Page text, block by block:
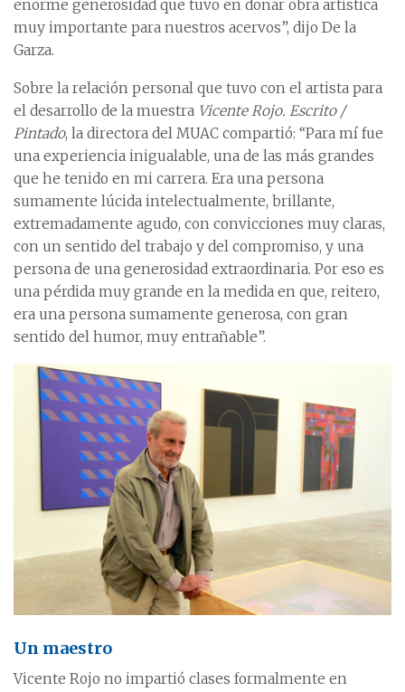
enorme generosidad que tuvo en donar obra artística
muy importante para nuestros acervos”, dijo De la
Garza.
Sobre la relación personal que tuvo con el artista para
el desarrollo de la muestra Vicente Rojo. Escrito /
Pintado, la directora del MUAC compartió: “Para mí fue
una experiencia inigualable, una de las más grandes
que he tenido en mi carrera. Era una persona
sumamente lúcida intelectualmente, brillante,
extremadamente agudo, con convicciones muy claras,
con un sentido del trabajo y del compromiso, y una
persona de una generosidad extraordinaria. Por eso es
una pérdida muy grande en la medida en que, reitero,
era una persona sumamente generosa, con gran
sentido del humor, muy entrañable”.
Un maestro
Vicente Rojo no impartió clases formalmente en